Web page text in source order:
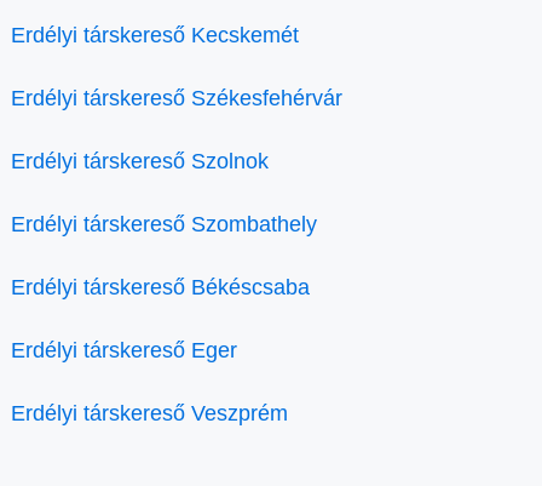
Erdélyi társkereső Kecskemét
Erdélyi társkereső Székesfehérvár
Erdélyi társkereső Szolnok
Erdélyi társkereső Szombathely
Erdélyi társkereső Békéscsaba
Erdélyi társkereső Eger
Erdélyi társkereső Veszprém